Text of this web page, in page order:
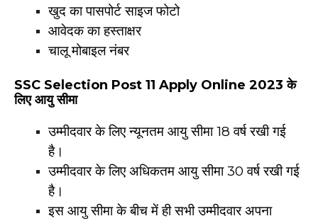
खुद का पासपोर्ट साइज फोटो
आवेदक का हस्ताक्षर
चालू मोबाइल नंबर
SSC Selection Post 11 Apply Online 2023 के
लिए आयु सीमा
उम्मीदवार के लिए न्यूनतम आयु सीमा 18 वर्ष रखी गई
है।
उम्मीदवार के लिए अधिकतम आयु सीमा 30 वर्ष रखी गई
है।
इस आयु सीमा के बीच में ही सभी उम्मीदवार अपना